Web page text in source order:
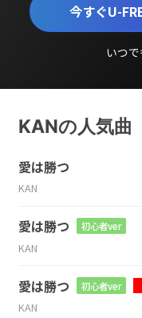
今すぐU-
いつ
KANの人気曲
愛は勝つ
KAN
愛は勝つ 初心者ver
KAN
愛は勝つ 初心者ver
KAN